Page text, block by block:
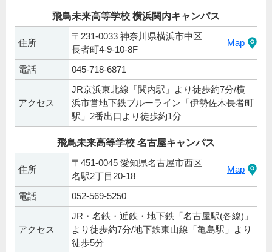
飛鳥未来高等学校 横浜関内キャンパス
住所
〒231-0033 神奈川県横浜市中区
長者町4-9-10-8F
Map
電話 045-718-6871
アクセス
JR京浜東北線「関内駅」より徒歩約7分/横
浜市営地下鉄ブルーライン「伊勢佐木長者町
駅」2番出口より徒歩約1分
飛鳥未来高等学校 名古屋キャンパス
住所
〒451-0045 愛知県名古屋市西区
名駅2丁目20-18
Map
電話 052-569-5250
アクセス
JR・名鉄・近鉄・地下鉄「名古屋駅(各線)」
より徒歩約7分/地下鉄東山線「亀島駅」より
徒歩5分